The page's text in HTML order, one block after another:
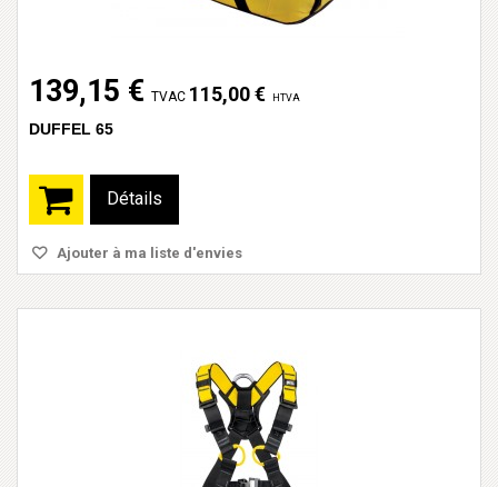
139,15 € TVAC 115,00 € HTVA
DUFFEL 65
Détails
Ajouter à ma liste d'envies